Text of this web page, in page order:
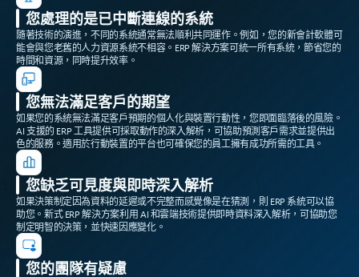
您處理的是已中斷連線的系統
隨著技術的演進，不同的系統通常無法順利共同運作。例如，您的新會計軟體可
能會與您老舊的人力資源系統不相容。ERP 解決方案可統一所有系統，節省您的
時間和資源，同時提升效率。
您無法滿足客戶的期望
如果您的系統無法滿足客戶預期的個人化與裝置行動性，您即面臨落後的風險。
AI 支援的 ERP 工具提供可採取動作的深入解析，可協助預測客戶需求並提供出
色的服務。適用於行動裝置的平台也可確保您的員工擁有成功所需的工具。
您缺乏可見度與即時深入解析
如果決策制定因為資料的延遲或不完整而感覺像是在猜測，則 ERP 系統可以協
助您。新式 ERP 解決方案利用 AI 和雲端技術提供即時資料深入解析，可協助您
制定明智的決策，並快速因應變化。
您的團隊有疑慮